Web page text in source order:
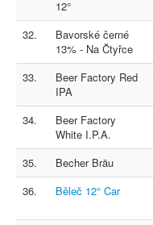
12°
32.
Bavorské černé
13% - Na Čtyřce
33.
Beer Factory Red
IPA
34.
Beer Factory
White I.P.A.
35.
Becher Bräu
36.
Běleč 12° Car